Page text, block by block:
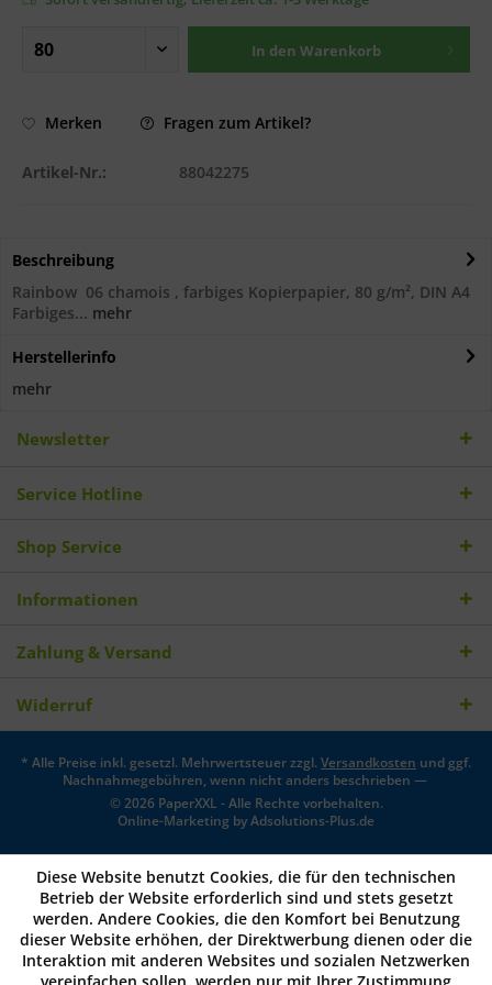
In den Warenkorb
Merken Fragen zum Artikel?
Artikel-Nr.: 88042275
Beschreibung
Rainbow 06 chamois , farbiges Kopierpapier, 80 g/m², DIN A4
Farbiges... mehr
Herstellerinfo
mehr
Newsletter
Service Hotline
Shop Service
Informationen
Zahlung & Versand
Widerruf
* Alle Preise inkl. gesetzl. Mehrwertsteuer zzgl.Versandkosten und ggf.
Nachnahmegebühren, wenn nicht anders beschrieben —
© 2026 PaperXXL - Alle Rechte vorbehalten.
Online-Marketing byAdsolutions-Plus.de
Diese Website benutzt Cookies, die für den technischen
Betrieb der Website erforderlich sind und stets gesetzt
werden. Andere Cookies, die den Komfort bei Benutzung
dieser Website erhöhen, der Direktwerbung dienen oder die
Interaktion mit anderen Websites und sozialen Netzwerken